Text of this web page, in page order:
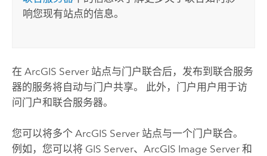
响您现有站点的信息。
在 ArcGIS Server站点与门户联合后，发布到联合服务
器的服务将自动与门户共享。 此外，门户用户用于访
问门户和联合服务器。
您可以将多个 ArcGIS Server站点与一个门户联合。
例如，您可以将 GIS Server、 ArcGIS Image Server和